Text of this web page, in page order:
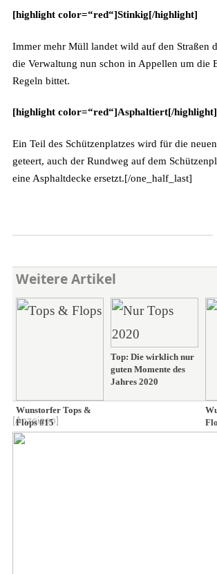
[highlight color=“red“]Stinkig[/highlight]
Immer mehr Müll landet wild auf den Straßen
die Verwaltung nun schon in Appellen um die
Regeln bittet.
[highlight color=“red“]Asphaltiert[/highlight]
Ein Teil des Schützenplatzes wird für die
geteert, auch der Rundweg auf dem
eine Asphaltdecke ersetzt.[/one_half_last]
Weitere Artikel
Wunstorfer Tops &
Flops #15
Top: Die wirklich nur
guten Momente des
Jahres 2020
[Anzeigen]